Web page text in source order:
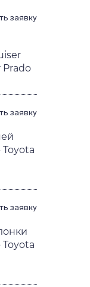
заявку
Prado
заявку
Toyota
заявку
Toyota